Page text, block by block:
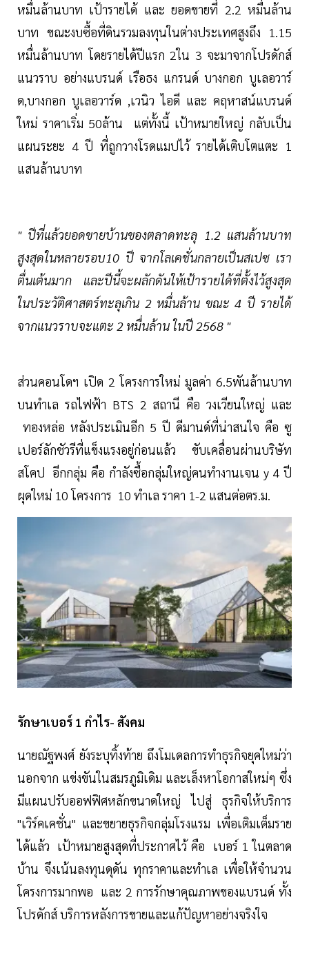
หมื่นล้านบาท เป้ารายได้ และ ยอดขายที่ 2.2 หมื่นล้าน
บาท ขณะงบซื้อที่ดินรวมลงทุนในต่างประเทศสูงถึง 1.15
หมื่นล้านบาท โดยรายได้ปีแรก 2ใน 3 จะมาจากโปรดักส์
แนวราบ อย่างแบรนด์ เรือธง แกรนด์ บางกอก บูเลอวาร์
ด,บางกอก บูเลอวาร์ด ,เวนิว ไอดี และ คฤหาสน์แบรนด์
ใหม่ ราคาเริ่ม 50ล้าน แต่ทั้งนี้ เป้าหมายใหญ่ กลับเป็น
แผนระยะ 4 ปี ที่ถูกวางโรดแมปไว้ รายได้เติบโตแตะ 1
แสนล้านบาท
" ปีที่แล้วยอดขายบ้านของตลาดทะลุ 1.2 แสนล้านบาท
สูงสุดในหลายรอบ10 ปี จากโลเคชั่นกลายเป็นสเปซ เรา
ตื่นเต้นมาก และปีนี้จะผลักดันให้เป้ารายได้ที่ตั้งไว้สูงสุด
ในประวัติศาสตร์ทะลุเกิน 2 หมื่นล้าน ขณะ 4 ปี รายได้
จากแนวราบจะแตะ 2 หมื่นล้าน ในปี 2568 "
ส่วนคอนโดฯ เปิด 2 โครงการใหม่ มูลค่า 6.5พันล้านบาท
บนทำเล รถไฟฟ้า BTS 2 สถานี คือ วงเวียนใหญ่ และ
ทองหล่อ หลังประเมินอีก 5 ปี ดีมานด์ที่น่าสนใจ คือ ซู
เปอร์ลักชัวรีที่แข็งแรงอยู่ก่อนแล้ว ขับเคลื่อนผ่านบริษัท
สโคป อีกกลุ่ม คือ กำลังซื้อกลุ่มใหญ่คนทำงานเจน y 4 ปี
ผุดใหม่ 10 โครงการ 10 ทำเล ราคา 1-2 แสนต่อตร.ม.
รักษาเบอร์ 1 กำไร- สังคม
นายณัฐพงศ์ ยังระบุทิ้งท้าย ถึงโมเดลการทำธุรกิจยุคใหม่ว่า
นอกจาก แข่งขันในสมรภูมิเดิม และเล็งหาโอกาสใหม่ๆ ซึ่ง
มีแผนปรับออฟฟิศหลักขนาดใหญ่ ไปสู่ ธุรกิจให้บริการ
"เวิร์คเคชั่น" และขยายธุรกิจกลุ่มโรงแรม เพื่อเติมเต็มราย
ได้แล้ว เป้าหมายสูงสุดที่ประกาศไว้ คือ เบอร์ 1 ในตลาด
บ้าน จึงเน้นลงทุนดุดัน ทุกราคาและทำเล เพื่อให้จำนวน
โครงการมากพอ และ 2 การรักษาคุณภาพของแบรนด์ ทั้ง
โปรดักส์ บริการหลังการขายและแก้ปัญหาอย่างจริงใจ